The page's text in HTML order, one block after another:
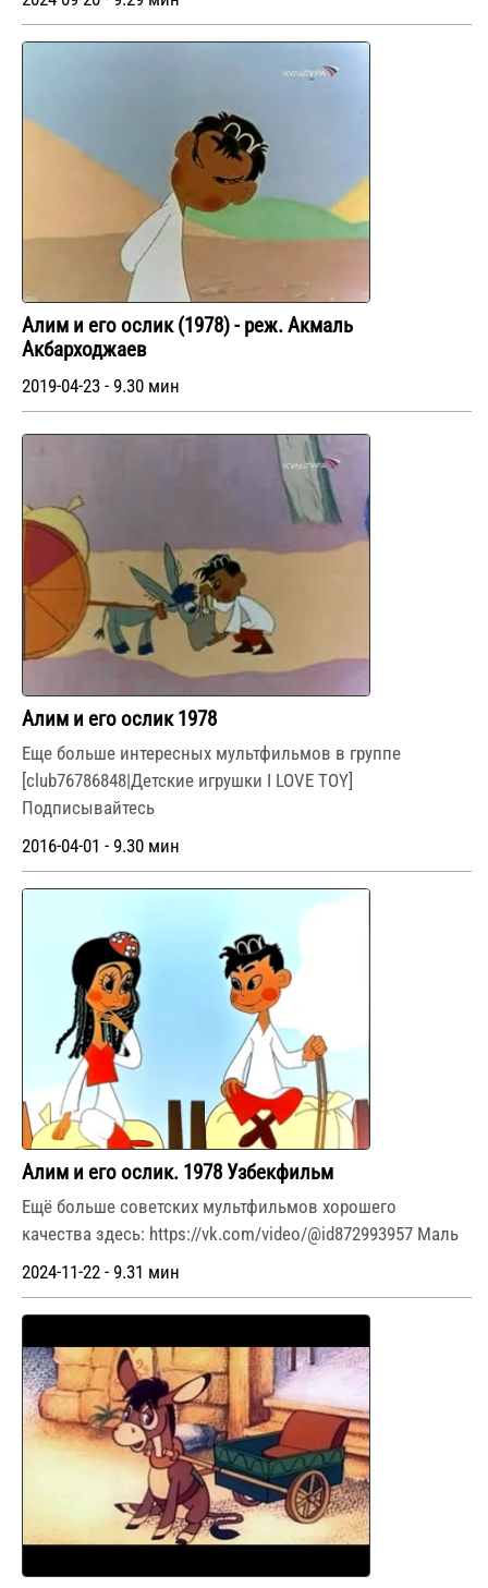
Алим и его ослик (1978) - реж. Акмаль
Акбарходжаев
2019-04-23 - 9.30 мин
Алим и его ослик 1978
Еще больше интересных мультфильмов в группе
[club76786848|Детские игрушки I LOVE TOY]
Подписывайтесь
2016-04-01 - 9.30 мин
Алим и его ослик. 1978 Узбекфильм
Ещё больше советских мультфильмов хорошего
качества здесь: https://vk.com/video/@id872993957 Маль
2024-11-22 - 9.31 мин